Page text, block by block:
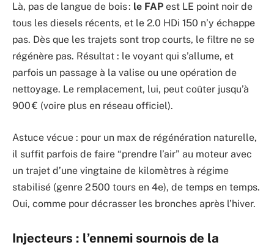
Là, pas de langue de bois : le FAP est LE point noir de
tous les diesels récents, et le 2.0 HDi 150 n’y échappe
pas. Dès que les trajets sont trop courts, le filtre ne se
régénère pas. Résultat : le voyant qui s’allume, et
parfois un passage à la valise ou une opération de
nettoyage. Le remplacement, lui, peut coûter jusqu’à
900 € (voire plus en réseau officiel).
Astuce vécue : pour un max de régénération naturelle,
il suffit parfois de faire “prendre l’air” au moteur avec
un trajet d’une vingtaine de kilomètres à régime
stabilisé (genre 2 500 tours en 4e), de temps en temps.
Oui, comme pour décrasser les bronches après l’hiver.
Injecteurs : l’ennemi sournois de la